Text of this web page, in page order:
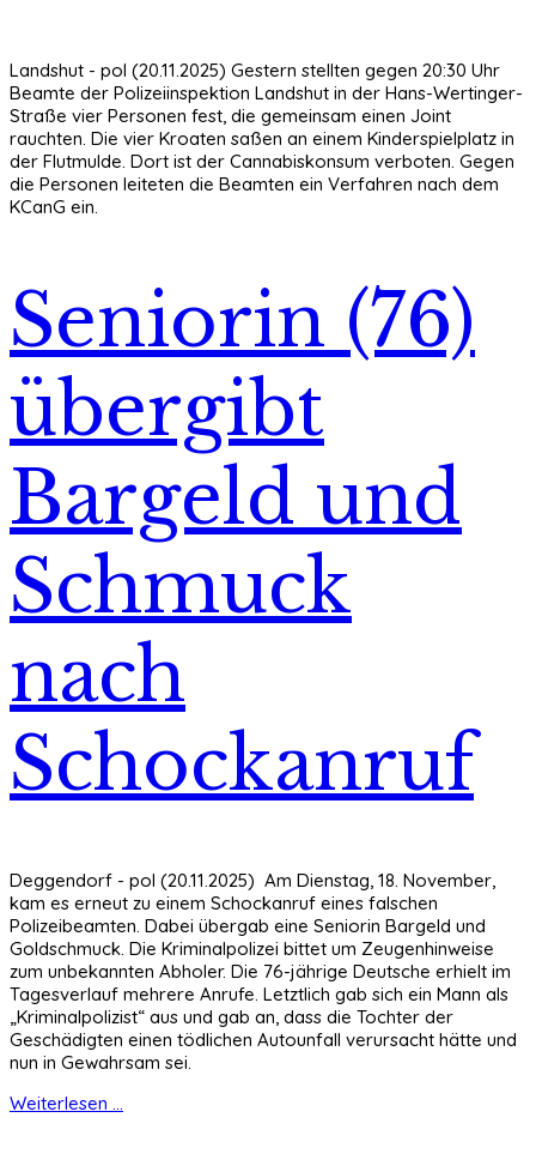
Landshut - pol (20.11.2025) Gestern stellten gegen 20:30 Uhr
Beamte der Polizeiinspektion Landshut in der Hans-Wertinger-
Straße vier Personen fest, die gemeinsam einen Joint
rauchten. Die vier Kroaten saßen an einem Kinderspielplatz in
der Flutmulde. Dort ist der Cannabiskonsum verboten. Gegen
die Personen leiteten die Beamten ein Verfahren nach dem
KCanG ein.
Seniorin (76)
übergibt
Bargeld und
Schmuck
nach
Schockanruf
Deggendorf - pol (20.11.2025) Am Dienstag, 18. November,
kam es erneut zu einem Schockanruf eines falschen
Polizeibeamten. Dabei übergab eine Seniorin Bargeld und
Goldschmuck. Die Kriminalpolizei bittet um Zeugenhinweise
zum unbekannten Abholer. Die 76-jährige Deutsche erhielt im
Tagesverlauf mehrere Anrufe. Letztlich gab sich ein Mann als
„Kriminalpolizist“ aus und gab an, dass die Tochter der
Geschädigten einen tödlichen Autounfall verursacht hätte und
nun in Gewahrsam sei.
Weiterlesen ...